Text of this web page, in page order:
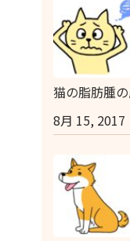
猫の脂肪腫
8月 15, 2017